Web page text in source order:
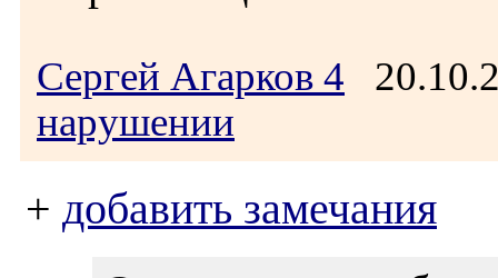
Сергей Агарков 4
нарушении
+ добавить замечания